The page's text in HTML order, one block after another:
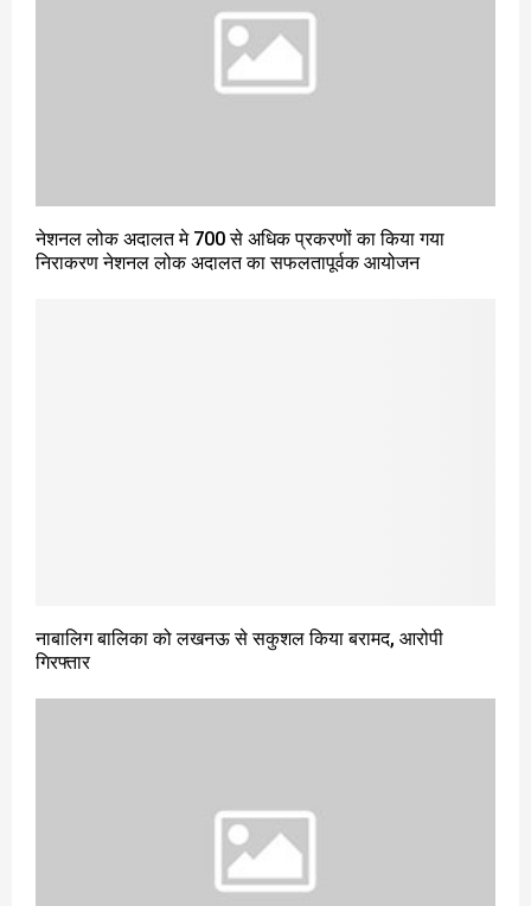
नेशनल लोक अदालत मे 700 से अधिक प्रकरणों का किया गया
निराकरण नेशनल लोक अदालत का सफलतापूर्वक आयोजन
नाबालिग बालिका को लखनऊ से सकुशल किया बरामद, आरोपी
गिरफ्तार